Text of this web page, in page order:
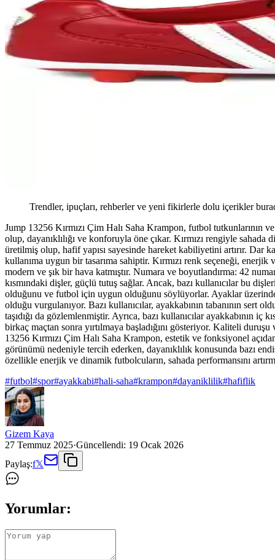
Trendler, ipuçları, rehberler ve yeni fikirlerle dolu içerikler
Jump 13256 Kırmızı Çim Halı Saha Krampon, futbol tutkunlarının
olup, dayanıklılığı ve konforuyla öne çıkar. Kırmızı rengiyle
üretilmiş olup, hafif yapısı sayesinde hareket kabiliyetini artırır. Dar
kullanıma uygun bir tasarıma sahiptir. Kırmızı renk seçeneği,
modern ve şık bir hava katmıştır. Numara ve boyutlandırma: 42
kısmındaki dişler, güçlü tutuş sağlar. Ancak, bazı kullanıcılar bu
olduğunu ve futbol için uygun olduğunu söylüyorlar. Ayaklar üzerinde
olduğu vurgulanıyor. Bazı kullanıcılar, ayakkabının tabanının sert
taşıdığı da gözlemlenmiştir. Ayrıca, bazı kullanıcılar ayakkabının
birkaç maçtan sonra yırtılmaya başladığını gösteriyor. Kaliteli
13256 Kırmızı Çim Halı Saha Krampon, estetik ve fonksiyonel
görünümü nedeniyle tercih ederken, dayanıklılık konusunda bazı
özellikle enerjik ve dinamik futbolcuların, sahada performansını
#futbol#spor#ayakkabi#hali-saha#krampon#dayaniklilik#hafiflik
Gizem Kaya
27 Temmuz 2025·Güncellendi: 19 Ocak 2026
Paylaş:f𝕏
Yorumlar: